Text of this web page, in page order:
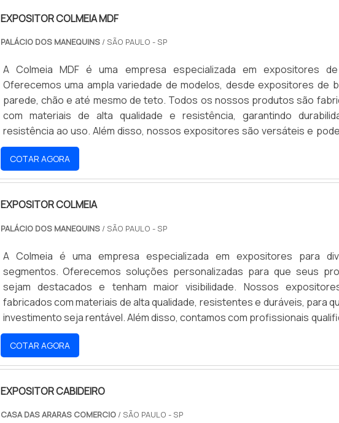
EXPOSITOR COLMEIA MDF
PALÁCIO DOS MANEQUINS / SÃO PAULO - SP
A Colmeia MDF é uma empresa especializada em expositores de
Oferecemos uma ampla variedade de modelos, desde expositores de
parede, chão e até mesmo de teto. Todos os nossos produtos são
com materiais de alta qualidade e resistência, garantindo
resistência ao uso. Além disso, nossos expositores são versáteis e
usados em diversos ambientes, desde lojas, escritórios, restaurantes,
muito mais. Se você está procurando por expositores de MDF de
Colmeia MDF é a melhor opção.
COTAR AGORA
EXPOSITOR COLMEIA
PALÁCIO DOS MANEQUINS / SÃO PAULO - SP
A Colmeia é uma empresa especializada em expositores para
segmentos. Oferecemos soluções personalizadas para que seus
sejam destacados e tenham maior visibilidade. Nossos
fabricados com materiais de alta qualidade, resistentes e duráveis, para
investimento seja rentável. Além disso, contamos com profissionais
para auxiliar na escolha do melhor expositor para sua necessidade.
conhecer nossos expositores e descubra como podemos ajudar a
seus produtos.
COTAR AGORA
EXPOSITOR CABIDEIRO
CASA DAS ARARAS COMERCIO / SÃO PAULO - SP